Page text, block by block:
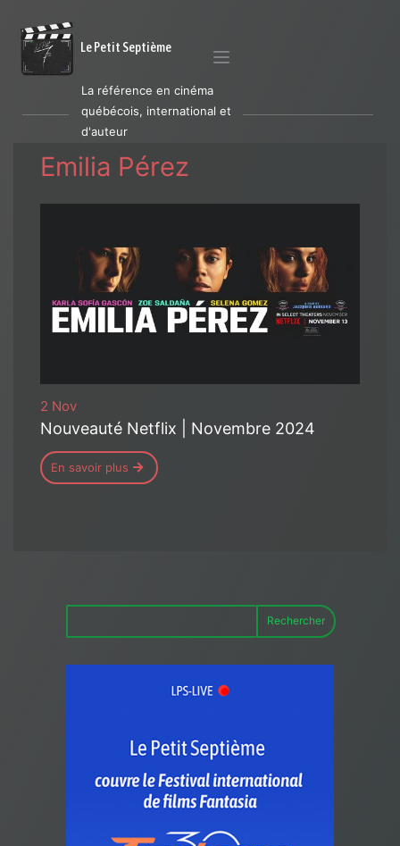
Le Petit Septième
La référence en cinéma
québécois, international et
d'auteur
Emilia Pérez
2 Nov
Nouveauté Netflix | Novembre 2024
En savoir plus
Rechercher